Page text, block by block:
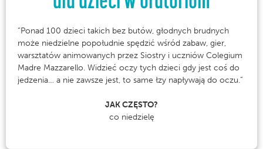
“Ponad 100 dzieci takich bez butów, głodnych brudnych
może niedzielne popołudnie spędzić wśród zabaw, gier,
warsztatów animowanych przez Siostry i uczniów Colegium
Madre Mazzarello. Widzieć oczy tych dzieci gdy jest coś do
jedzenia… a nie zawsze jest, to same łzy napływają do oczu.”
JAK CZĘSTO?
co niedzielę